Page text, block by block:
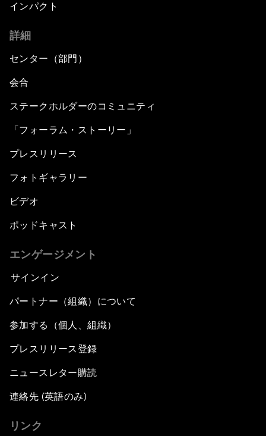
インパクト
詳細
センター（部門）
会合
ステークホルダーのコミュニティ
「フォーラム・ストーリー」
プレスリリース
フォトギャラリー
ビデオ
ポッドキャスト
エンゲージメント
サインイン
パートナー（組織）について
参加する（個人、組織）
プレスリリース登録
ニュースレター購読
連絡先 (英語のみ)
リンク